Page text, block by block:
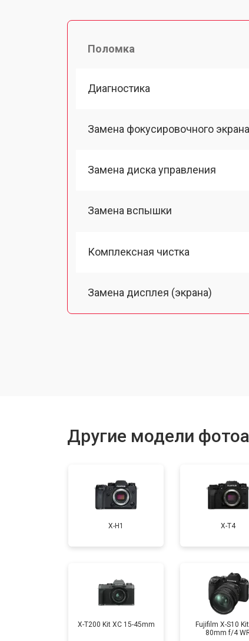
Поломка
Диагностика
Замена фокусировочного экрана
Замена диска управления
Замена вспышки
Комплексная чистка
Замена дисплея (экрана)
Замена затвора
Ремонт материнской платы
Чистка матрицы
Другие модели
X-H1 X-T4
X-T200 Kit XC 15-45mm
Fujifilm X-S10
80mm f/4